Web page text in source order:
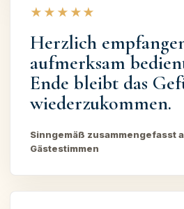
★★★★★
Herzlich
aufmerksam
Ende bleibt das
wiederzukommen.
Sinngemäß zusammengefasst
Gästestimmen